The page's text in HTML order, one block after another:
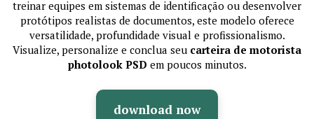
treinar equipes em sistemas de identificação ou desenvolver
protótipos realistas de documentos, este modelo oferece
versatilidade, profundidade visual e profissionalismo.
Visualize, personalize e conclua seu carteira de motorista
photolook PSD em poucos minutos.
download now